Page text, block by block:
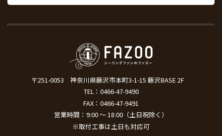
〒251-0053
神奈川県藤沢市本町3-1-15 藤沢BASE 2F
TEL： 0466-47-9490
FAX：0466-47-9491
営業時間：9:00 ～ 18:00（土日祝除く）
※取付工事は土日も対応可